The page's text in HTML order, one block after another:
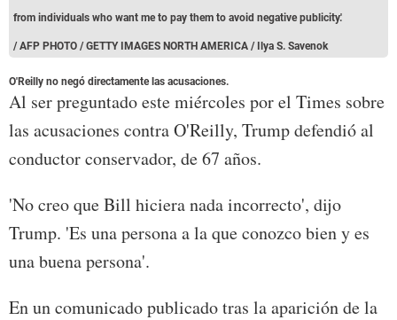
from individuals who want me to pay them to avoid negative publicity.'
/ AFP PHOTO / GETTY IMAGES NORTH AMERICA / Ilya S. Savenok
O'Reilly no negó directamente las acusaciones.
Al ser preguntado este miércoles por el Times sobre
las acusaciones contra O'Reilly, Trump defendió al
conductor conservador, de 67 años.
'No creo que Bill hiciera nada incorrecto', dijo
Trump. 'Es una persona a la que conozco bien y es
una buena persona'.
En un comunicado publicado tras la aparición de la